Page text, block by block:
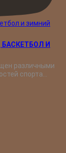
И
различными
спорта...